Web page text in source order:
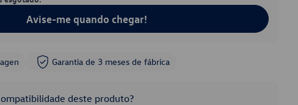
Avise-me quando chegar!
Garantia de 3 meses de fábrica
deste produto?